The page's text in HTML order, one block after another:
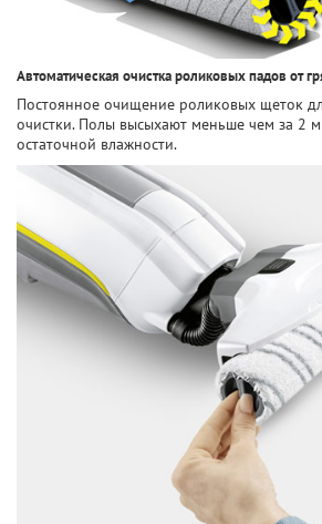
Автоматическая очистка роликовых падов от
Постоянное очищение роликовых щеток
очистки. Полы высыхают меньше чем за 2
остаточной влажности.